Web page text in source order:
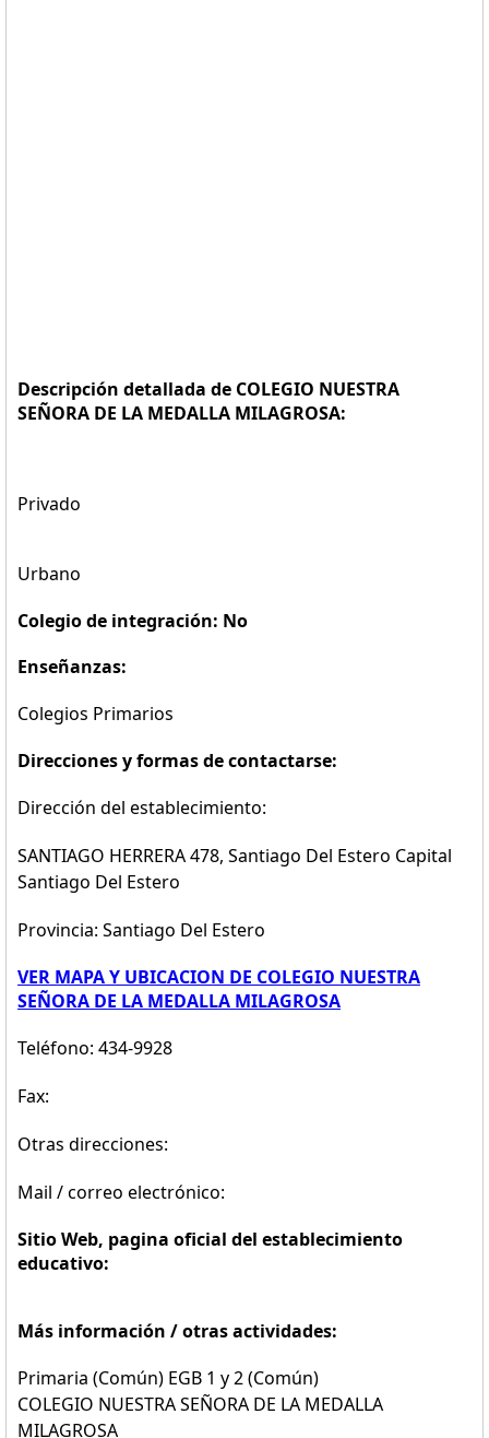
Descripción detallada de COLEGIO NUESTRA
SEÑORA DE LA MEDALLA MILAGROSA:
Privado
Urbano
Colegio de integración: No
Enseñanzas:
Colegios Primarios
Direcciones y formas de contactarse:
Dirección del establecimiento:
SANTIAGO HERRERA 478, Santiago Del Estero Capital
Santiago Del Estero
Provincia: Santiago Del Estero
VER MAPA Y UBICACION DE COLEGIO NUESTRA
SEÑORA DE LA MEDALLA MILAGROSA
Teléfono: 434-9928
Fax:
Otras direcciones:
Mail / correo electrónico:
Sitio Web, pagina oficial del establecimiento
educativo:
Más información / otras actividades:
Primaria (Común) EGB 1 y 2 (Común)
COLEGIO NUESTRA SEÑORA DE LA MEDALLA
MILAGROSA